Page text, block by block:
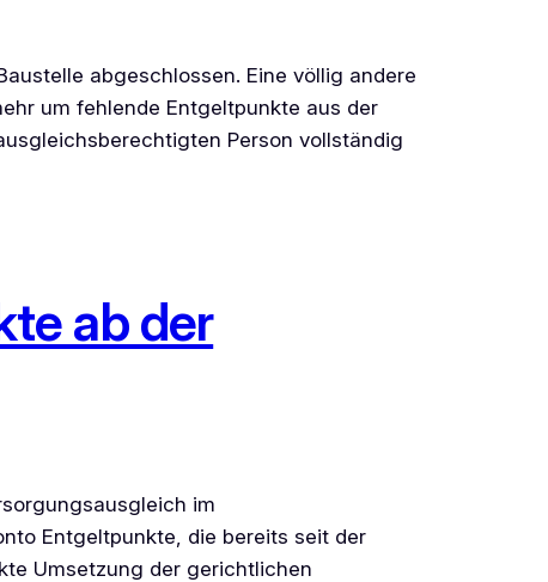
abgeschlossen. Eine völlig andere
um fehlende Entgeltpunkte aus der
Person vollständig
ab der
im
Entgeltpunkte, die bereits seit der
Umsetzung der gerichtlichen